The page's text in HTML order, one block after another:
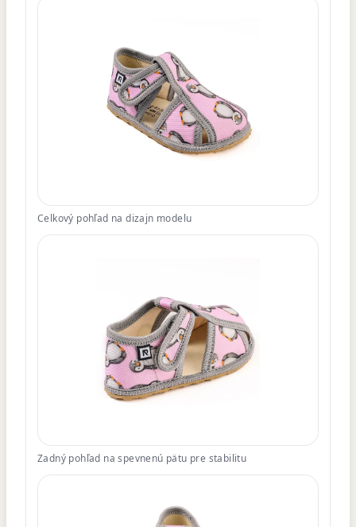
Celkový pohľad na dizajn modelu
Zadný pohľad na spevnenú pätu pre stabilitu